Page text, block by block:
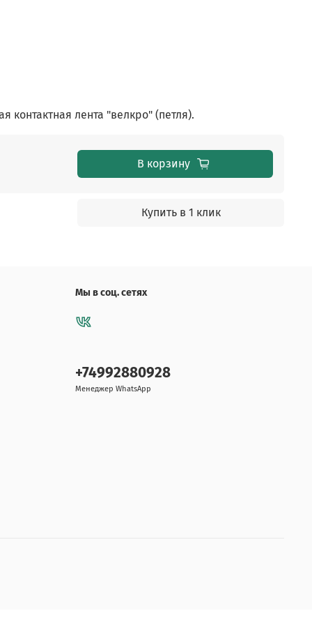
В корзину
Купить в 1 клик
контактная лента "велкро" (петля).
Мы в соц. сетях
+74992880928
Менеджер WhatsApp